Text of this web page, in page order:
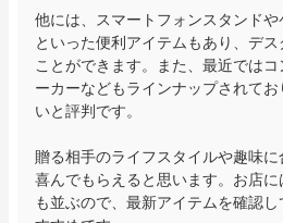
他には、スマートフォンスタンド
といった便利アイテムもあり、デ
ことができます。また、最近では
ーカーなどもラインナップされて
いと評判です。
贈る相手のライフスタイルや趣味
喜んでもらえると思います。お店
も並ぶので、最新アイテムを確認